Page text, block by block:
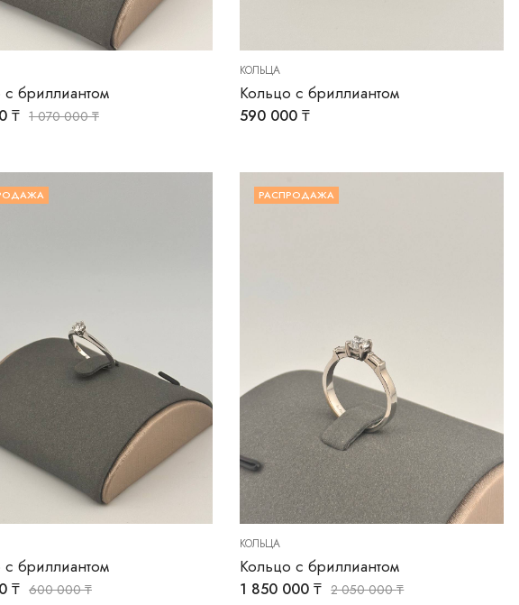
бриллиантом
₸ 1 070 000₸
КОЛЬЦА
Кольцо с бриллиантом
590 000₸
бриллиантом
₸ 600 000₸
РАСПРОДАЖА
КОЛЬЦА
Кольцо с бриллиантом
1 850 000₸ 2 050 000₸